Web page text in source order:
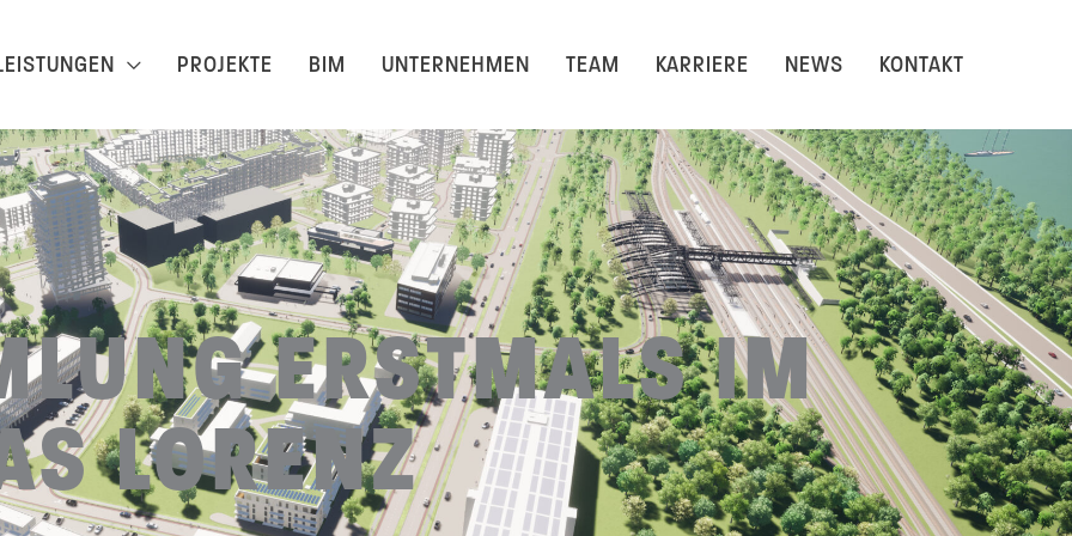
PROJEKTE BIM UNTERNEHMEN TEAM KARRIERE NEWS KONTAKT
ERSTMALS IM
LORENZ